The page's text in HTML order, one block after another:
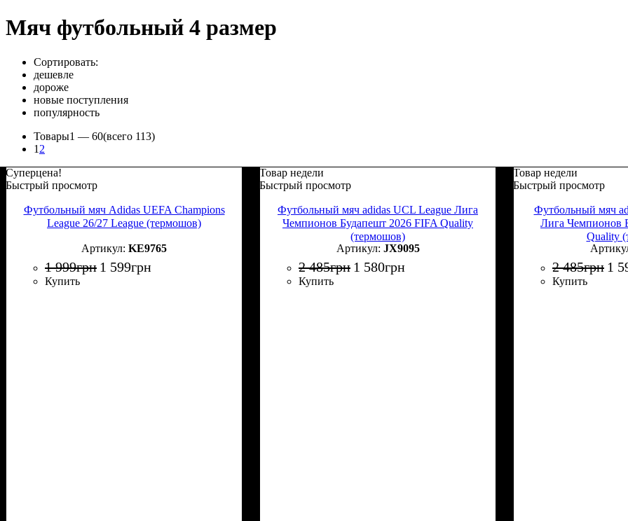
Мяч футбольный 4 размер
Сортировать:
дешевле
дороже
новые поступления
популярность
Товары1 — 60(всего 113)
1 2
Суперцена!
Быстрый просмотр
Футбольный мяч Adidas UEFA Champions
League 26/27 League (термошов)
KE9765
1 999грн 1 599грн
Купить
Товар недели
Быстрый просмотр
Футбольный мяч adidas UCL League Лига
Чемпионов Будапешт 2026 FIFA Quality
(термошов)
JX9095
2 485грн 1 580грн
Купить
Товар недели
Быстрый просмотр
Футбольный мяч
Лига Чемпионов
Quality
2 485грн 1
Купить